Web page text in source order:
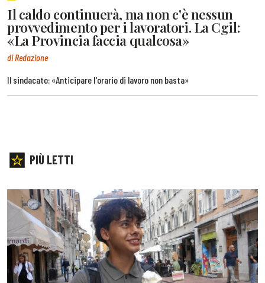
Il caldo continuerà, ma non c'è nessun
provvedimento per i lavoratori. La Cgil:
«La Provincia faccia qualcosa»
di Redazione
Il sindacato: «Anticipare l'orario di lavoro non basta»
PIÙ LETTI